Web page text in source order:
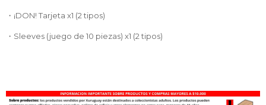
・¡DON! Tarjeta x1 (2 tipos)
・Sleeves (juego de 10 piezas) x1 (2 tipos)